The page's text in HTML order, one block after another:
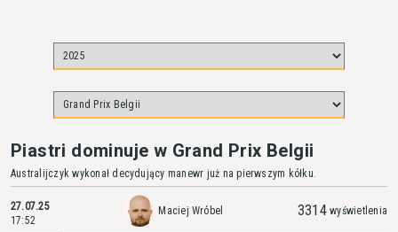
Piastri dominuje w Grand Prix Belgii
Australijczyk wykonał decydujący manewr już na pierwszym kółku.
27.07.25
17:52
Maciej Wróbel 3314 wyświetlenia